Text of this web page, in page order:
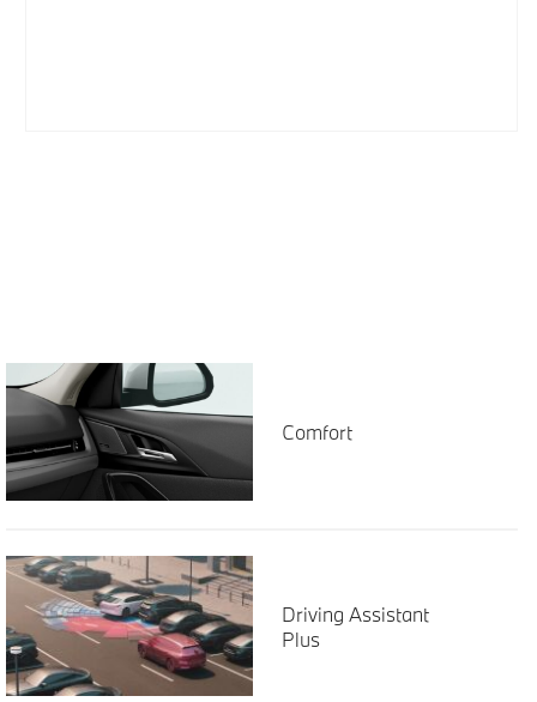
Comfort
Driving Assistant
Plus